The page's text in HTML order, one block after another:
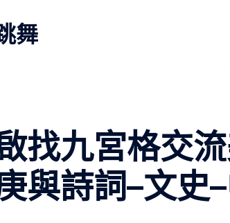
舞
找九宮格交
與詩詞–文史